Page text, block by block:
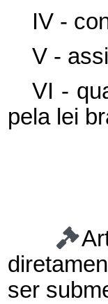
IV -
V -
VI -
pela lei
ser